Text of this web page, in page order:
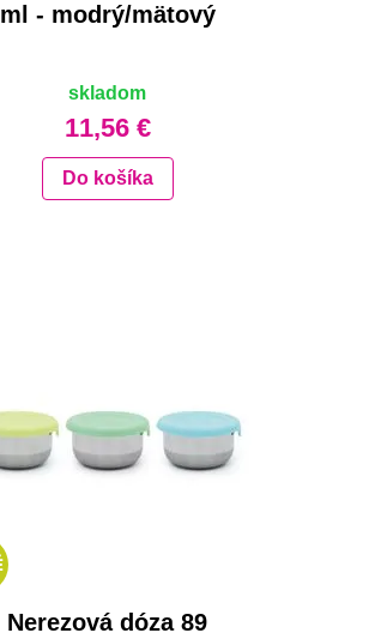
ml - modrý/mätový
skladom
11,56 €
Do košíka
Nerezová dóza 89